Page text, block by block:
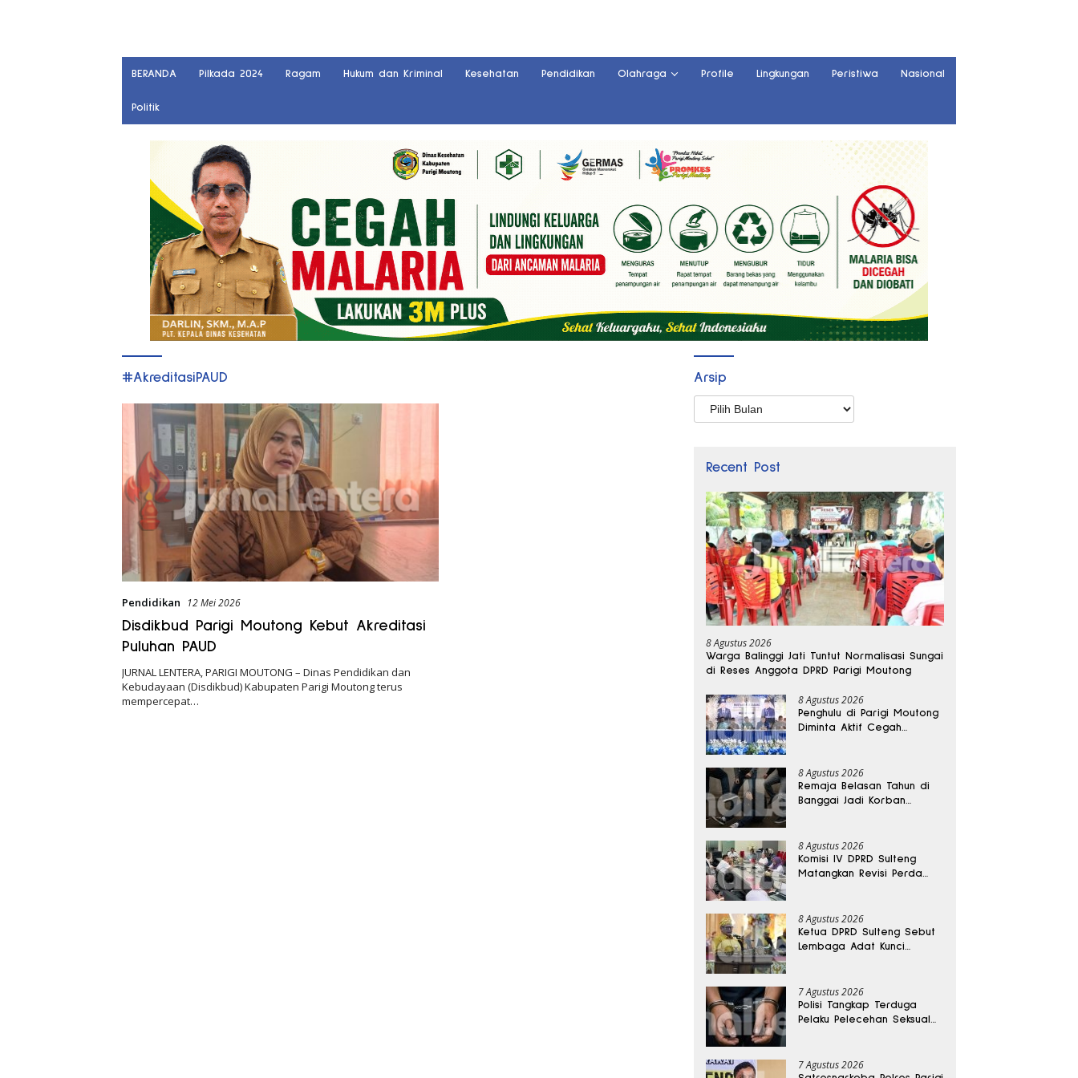
BERANDA Pilkada 2024 Ragam Hukum dan Kriminal Kesehatan Pendidikan Olahraga Profile Lingkungan Peristiwa Nasional
Politik
#AkreditasiPAUD
Pendidikan 12 Mei 2026
Disdikbud Parigi Moutong Kebut Akreditasi
Puluhan PAUD
JURNAL LENTERA, PARIGI MOUTONG – Dinas Pendidikan dan
Kebudayaan (Disdikbud) Kabupaten Parigi Moutong terus
mempercepat…
Arsip
Arsip
Recent Post
8 Agustus 2026
Warga Balinggi Jati Tuntut Normalisasi Sungai
di Reses Anggota DPRD Parigi Moutong
8 Agustus 2026
Penghulu di Parigi Moutong
Diminta Aktif Cegah
8 Agustus 2026
Remaja Belasan Tahun di
Banggai Jadi Korban
8 Agustus 2026
Komisi IV DPRD Sulteng
Matangkan Revisi Perda
8 Agustus 2026
Ketua DPRD Sulteng Sebut
Lembaga Adat Kunci
7 Agustus 2026
Polisi Tangkap Terduga
Pelaku Pelecehan Seksual
7 Agustus 2026